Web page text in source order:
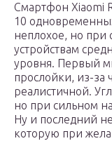
Смартфон Xiaomi
10
неплохое, но при
устройствам
уровня. Первый
прослойки, из-за
реалистичной.
но при сильном
Ну и последний
которую при